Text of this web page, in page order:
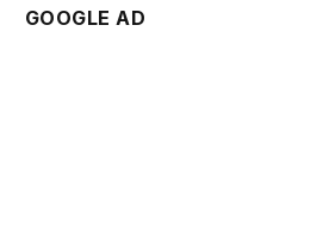
GOOGLE AD